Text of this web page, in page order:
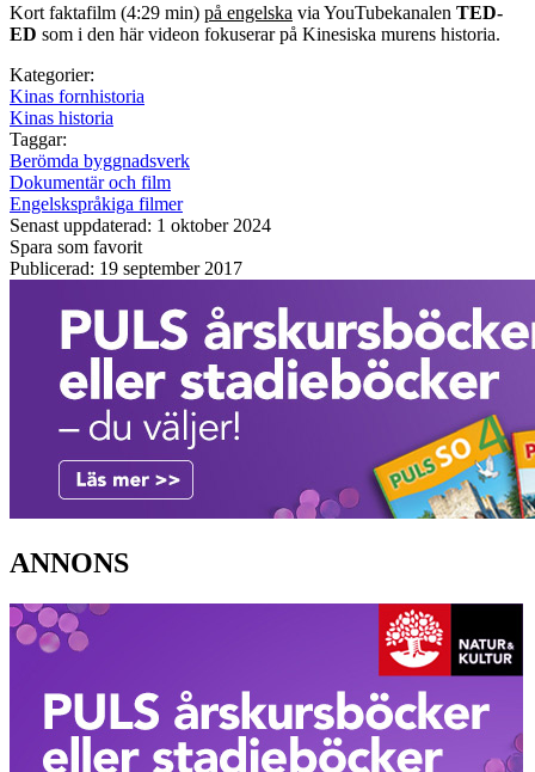
Kort faktafilm (4:29 min) på engelska via YouTubekanalen TED-
ED som i den här videon fokuserar på Kinesiska murens historia.
Kategorier:
Kinas fornhistoria
Kinas historia
Taggar:
Berömda byggnadsverk
Dokumentär och film
Engelskspråkiga filmer
Senast uppdaterad: 1 oktober 2024
Spara som favorit
Publicerad: 19 september 2017
ANNONS